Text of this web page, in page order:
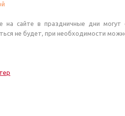
на сайте в праздничные дни могут
не будет, при необходимости